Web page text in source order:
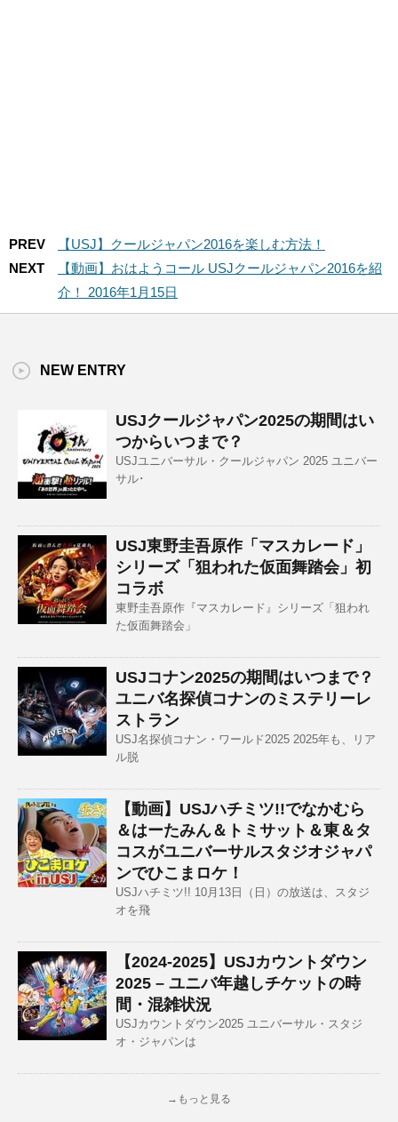
PREV
【USJ】クールジャパン2016を楽しむ方法！
NEXT
【動画】おはようコール USJクールジャパン2016を紹
介！ 2016年1月15日
NEW ENTRY
USJクールジャパン2025の期間はい
つからいつまで？
USJユニバーサル・クールジャパン 2025 ユニバー
サル･
USJ東野圭吾原作「マスカレード」
シリーズ「狙われた仮面舞踏会」初
コラボ
東野圭吾原作『マスカレード』シリーズ「狙われ
た仮面舞踏会」
USJコナン2025の期間はいつまで？
ユニバ名探偵コナンのミステリーレ
ストラン
USJ名探偵コナン・ワールド2025 2025年も、リア
ル脱
【動画】USJハチミツ!!でなかむら
＆はーたみん＆トミサット＆東＆タ
コスがユニバーサルスタジオジャパ
ンでひこまロケ！
USJハチミツ!! 10月13日（日）の放送は、スタジ
オを飛
【2024-2025】USJカウントダウン
2025 – ユニバ年越しチケットの時
間・混雑状況
USJカウントダウン2025 ユニバーサル・スタジ
オ・ジャパンは
→もっと見る